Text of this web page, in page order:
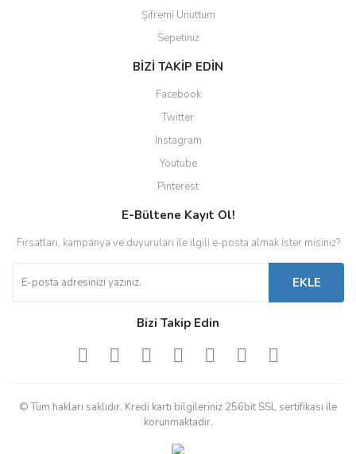
Şifremi Unuttum
Sepetiniz
BİZİ TAKİP EDİN
Facebook
Twitter
Instagram
Youtube
Pinterest
E-Bültene Kayıt Ol!
Fırsatları, kampanya ve duyuruları ile ilgili e-posta almak ister misiniz?
EKLE
Bizi Takip Edin
© Tüm hakları saklıdır. Kredi kartı bilgileriniz 256bit SSL sertifikası ile
korunmaktadır.